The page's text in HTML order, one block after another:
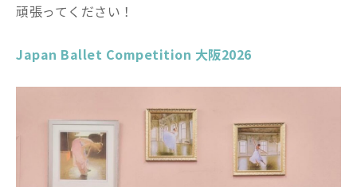
頑張ってください！
Japan Ballet Competition 大阪2026